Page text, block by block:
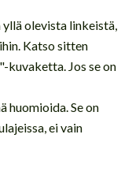
olevista linkeistä,
Katso sitten
kuvaketta. Jos se on
huomioida. Se on
ei vain